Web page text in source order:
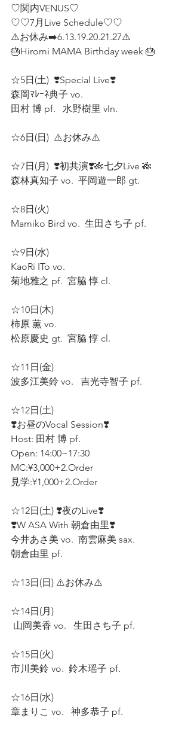
♡関内VENUS♡
♡♡7月Live Schedule♡♡
⚠️お休み➡️6.13.19.20.21.27⚠️
🎂Hiromi MAMA Birthday week 🎂
☆5日(土)  ❣️Special Live❣️
森岡ﾏﾚｰﾈ典子 vo.
田村 博 pf.   水野樹里 vIn.
☆6日(日)  ⚠️お休み⚠️
☆7日(月)  ❣️初共演❣️🎋七夕Live 🎋
森林真知子 vo.  平岡遊一郎 gt.
☆8日(火)
Mamiko Bird vo.  生田さち子 pf.
☆9日(水)
KaoRi ITo vo.
菊地雅之 pf.  宮脇 惇 cl.
☆10日(木)
柿原 薫 vo.
松原慶史 gt.  宮脇 惇 cl.
☆11日(金)
波多江美鈴 vo.   吉光寺智子 pf.
☆12日(土)
❣️お昼のVocal Session❣️
Host: 田村 博 pf.
Open: 14:00~17:30
MC:¥3,000+2.Order
見学:¥1,000+2.Order
☆12日(土) ❣️夜のLive❣️
❣️W ASA With 朝倉由里❣️
今井あさ美 vo.  南雲麻美 sax.
朝倉由里 pf.
☆13日(日) ⚠️お休み⚠️
☆14日(月)
山岡美香 vo.   生田さち子 pf.
☆15日(火)
市川美鈴 vo.  鈴木瑶子 pf.
☆16日(水)
章まりこ vo.   神多恭子 pf.